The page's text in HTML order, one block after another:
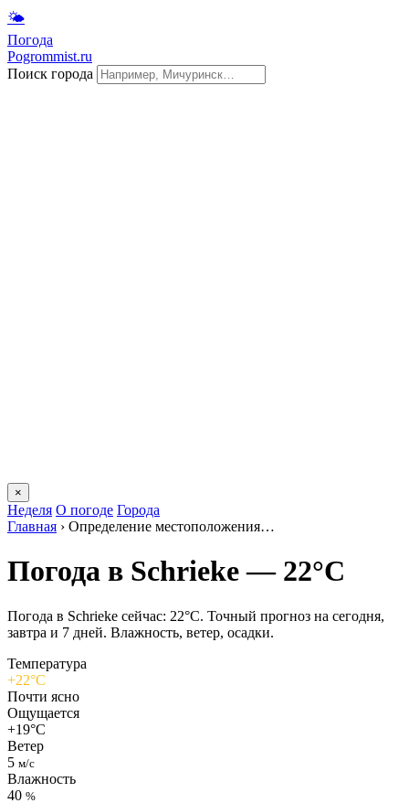
🌤
Погода
Pogrommist.ru
Поиск города
×
Неделя О погоде Города
Главная › Определение местоположения…
Погода в Schriekе — 22°C
Погода в Schriekе сейчас: 22°C. Точный прогноз на сегодня,
завтра и 7 дней. Влажность, ветер, осадки.
Температура
+22°C
Почти ясно
Ощущается
+19°C
Ветер
5 м/с
Влажность
40 %